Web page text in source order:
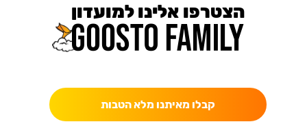
הצטרפו אלינו למועדון
קבלו מאיתנו מלא הטבות